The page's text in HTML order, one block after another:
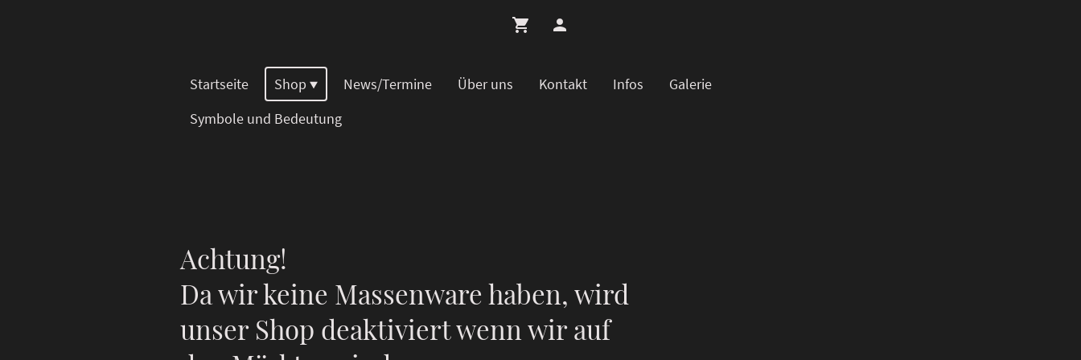
Startseite Shop News/Termine Über uns Kontakt Infos
Galerie
Symbole und Bedeutung
Achtung!
Da wir keine Massenware haben, wird
unser Shop deaktiviert wenn wir auf